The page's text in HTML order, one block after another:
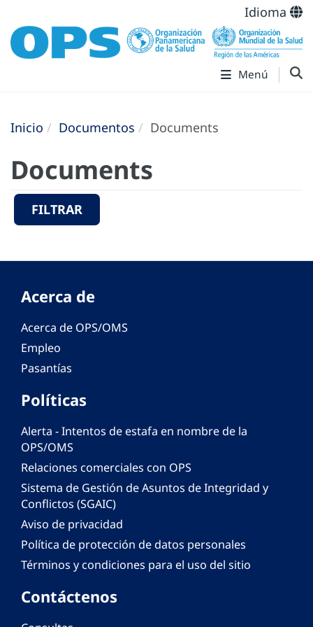
Idioma
Menú
Inicio Documentos Documents
Documents
FILTRAR
Acerca de
Acerca de OPS/OMS
Empleo
Pasantías
Políticas
Alerta - Intentos de estafa en nombre de la
OPS/OMS
Relaciones comerciales con OPS
Sistema de Gestión de Asuntos de Integridad y
Conflictos (SGAIC)
Aviso de privacidad
Política de protección de datos personales
Términos y condiciones para el uso del sitio
Contáctenos